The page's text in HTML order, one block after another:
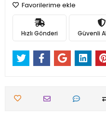
Favorilerime ekle
Hızlı Gönderi Güvenli